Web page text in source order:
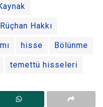
Rüçhan Hakkı
hisse Bölünme
temettü hisseleri